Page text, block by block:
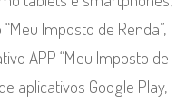
Imposto de Renda”,
APP “Meu Imposto de
aplicativos Google Play,